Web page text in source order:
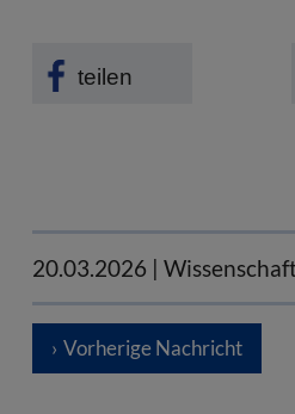
teilen
20.03.2026 |
Vorherige Nachricht